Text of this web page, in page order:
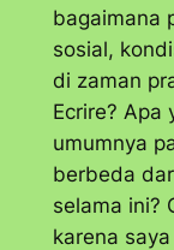
bagaimana
sosial,
di zaman
Ecrire? Apa
umumnya
berbeda
selama ini?
karena